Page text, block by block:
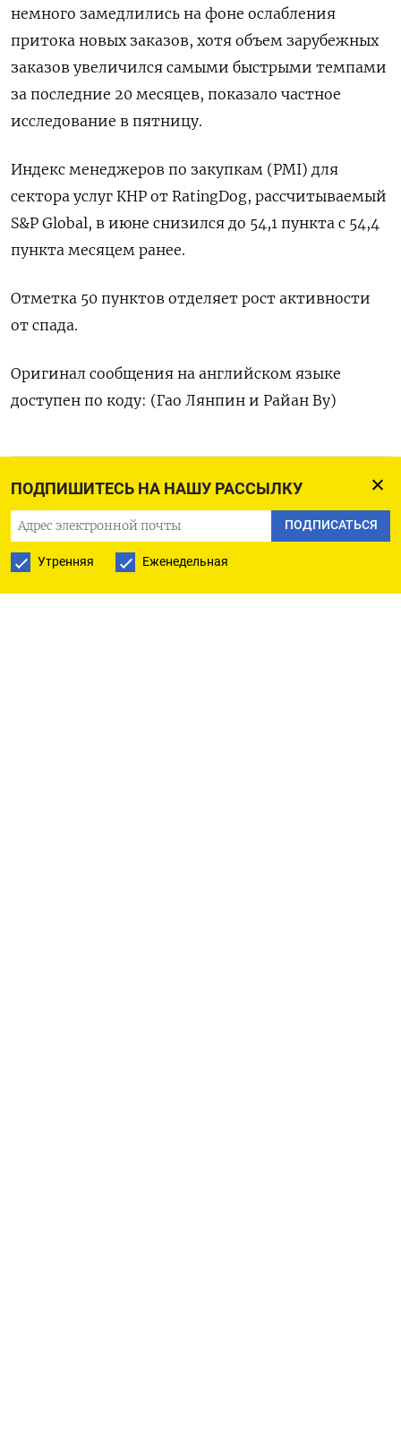
ПОДПИШИТЕСЬ НА НАШУ РАССЫЛКУ
ПОДПИСАТЬСЯ
Утренняя Еженедельная
немного замедлились ​на ​фоне ослабления
притока ​новых заказов, ⁠хотя ‌объем зарубежных
‌заказов увеличился самыми быстрыми темпами ​
за последние ‌20 месяцев, показало частное ​
исследование в пятницу.
Индекс ‌менеджеров по закупкам (PMI) для
сектора услуг ​КНР ​от RatingDog, ‌рассчитываемый
S&P Global, ​в июне снизился до 54,1 пункта с 54,4
пункта месяцем ранее.
Отметка 50 пунктов ​отделяет рост ⁠активности
от спада.
Оригинал сообщения ‌на английском ‌языке
доступен по коду: (Гао ​Лянпин и ‌Райан Ву)
ПОДПИСАТЬСЯ НА ТЕЛЕГРАМ
ПОДПИСАТЬСЯ В GOOGLE